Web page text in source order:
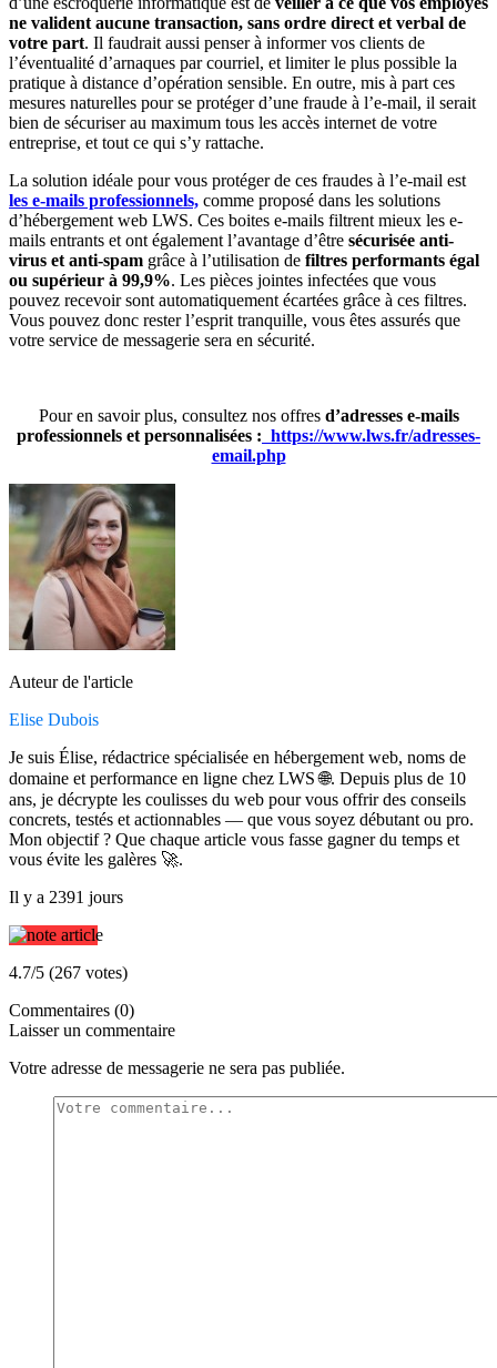
ne valident aucune transaction, sans ordre direct et verbal de
votre part. Il faudrait aussi penser à informer vos clients de
l’éventualité d’arnaques par courriel, et limiter le plus possible la
pratique à distance d’opération sensible. En outre, mis à part ces
mesures naturelles pour se protéger d’une fraude à l’e-mail, il serait
bien de sécuriser au maximum tous les accès internet de votre
entreprise, et tout ce qui s’y rattache.
La solution idéale pour vous protéger de ces fraudes à l’e-mail est
les e-mails professionnels, comme proposé dans les solutions
d’hébergement web LWS. Ces boites e-mails filtrent mieux les e-
mails entrants et ont également l’avantage d’être sécurisée anti-
virus et anti-spam grâce à l’utilisation de filtres performants égal
ou supérieur à 99,9%. Les pièces jointes infectées que vous
pouvez recevoir sont automatiquement écartées grâce à ces filtres.
Vous pouvez donc rester l’esprit tranquille, vous êtes assurés que
votre service de messagerie sera en sécurité.
Pour en savoir plus, consultez nos offres d’adresses e-mails
professionnels et personnalisées : https://www.lws.fr/adresses-
email.php
Auteur de l'article
Elise Dubois
Je suis Élise, rédactrice spécialisée en hébergement web, noms de
domaine et performance en ligne chez LWS 🌐. Depuis plus de 10
ans, je décrypte les coulisses du web pour vous offrir des conseils
concrets, testés et actionnables — que vous soyez débutant ou pro.
Mon objectif ? Que chaque article vous fasse gagner du temps et
vous évite les galères 🚀.
Il y a 2391 jours
4.7/5 (267 votes)
Commentaires (0)
Laisser un commentaire
Votre adresse de messagerie ne sera pas publiée.